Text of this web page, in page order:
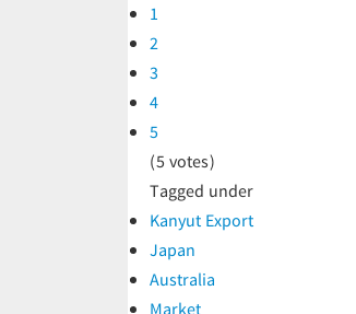
1
2
3
4
5
(5 votes)
Tagged under
Kanyut Export
Japan
Australia